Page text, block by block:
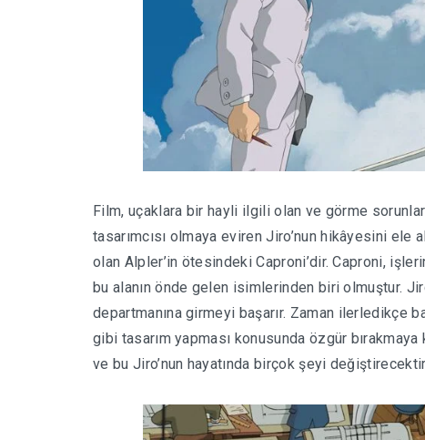
Film, uçaklara bir hayli ilgili olan ve görme
tasarımcısı olmaya eviren Jiro’nun hikâyesini ele
olan Alpler’in ötesindeki Caproni’dir. Caproni,
bu alanın önde gelen isimlerinden biri olmuştur.
departmanına girmeyi başarır. Zaman ilerledikçe
gibi tasarım yapması konusunda özgür
ve bu Jiro’nun hayatında birçok şeyi